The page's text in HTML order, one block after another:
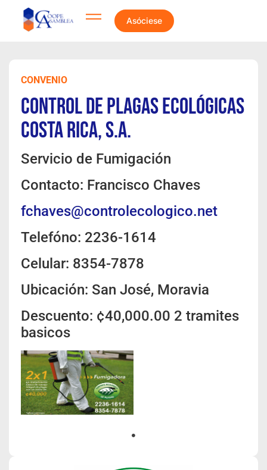
Asóciese
CONVENIO
Control de Plagas Ecológicas
Costa Rica, S.A.
Servicio de Fumigación
Contacto: Francisco Chaves
fchaves@controlecologico.net
Telefóno: 2236-1614
Celular: 8354-7878
Ubicación: San José, Moravia
Descuento: ¢40,000.00 2 tramites
basicos